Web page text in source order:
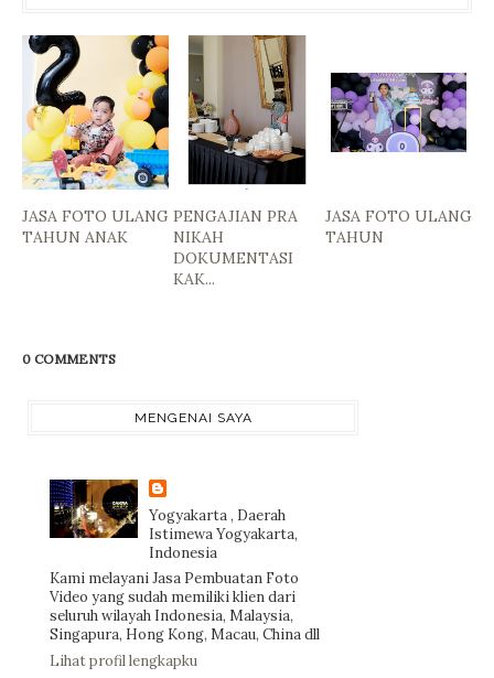
JASA FOTO ULANG
TAHUN ANAK
PENGAJIAN PRA
NIKAH
DOKUMENTASI
KAK...
JASA FOTO ULANG
TAHUN
0 COMMENTS
MENGENAI SAYA
Yogyakarta , Daerah
Istimewa Yogyakarta,
Indonesia
Kami melayani Jasa Pembuatan Foto
Video yang sudah memiliki klien dari
seluruh wilayah Indonesia, Malaysia,
Singapura, Hong Kong, Macau, China dll
Lihat profil lengkapku